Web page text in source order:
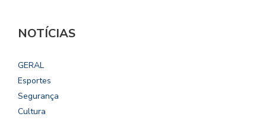
NOTÍCIAS
GERAL
Esportes
Segurança
Cultura